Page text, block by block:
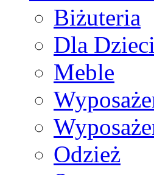
Biżuteria
Dla Dzieci
Meble
Odzież